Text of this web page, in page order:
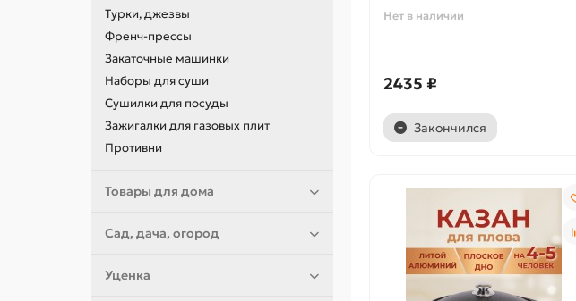
Турки, джезвы
Френч-прессы
Закаточные машинки
Наборы для суши
Сушилки для посуды
Зажигалки для газовых плит
Противни
Товары для дома
Сад, дача, огород
Уценка
Нет в наличии
2435 ₽
Закончился